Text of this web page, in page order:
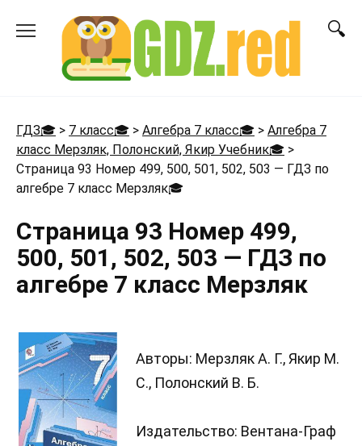
ГДЗ🎓 > 7 класс🎓 > Алгебра 7 класс🎓 > Алгебра 7
класс Мерзляк, Полонский, Якир Учебник🎓 >
Страница 93 Номер 499, 500, 501, 502, 503 — ГДЗ по
алгебре 7 класс Мерзляк🎓
Страница 93 Номер 499,
500, 501, 502, 503 — ГДЗ по
алгебре 7 класс Мерзляк
Авторы: Мерзляк А. Г., Якир М.
С., Полонский В. Б.
Издательство: Вентана-Граф